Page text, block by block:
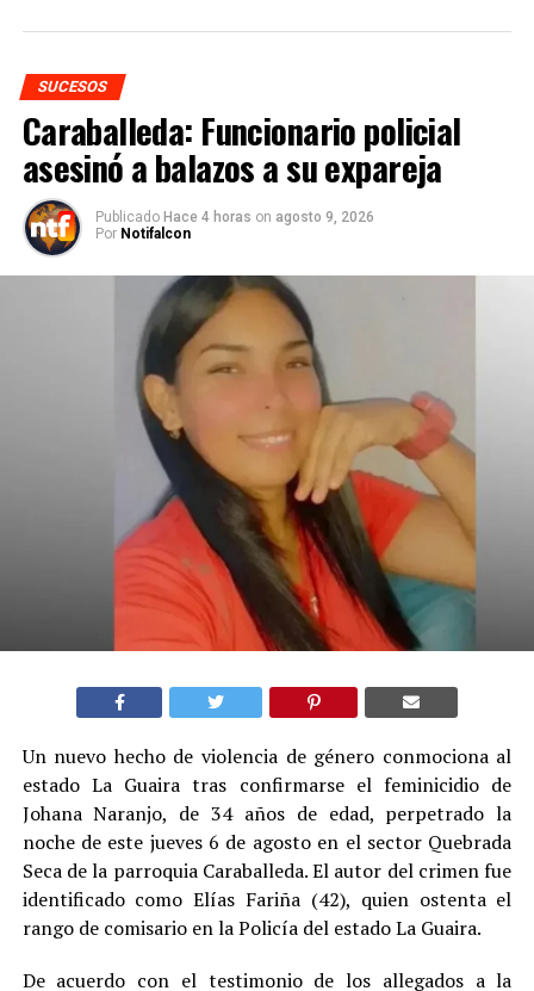
SUCESOS
Caraballeda: Funcionario policial
asesinó a balazos a su expareja
Publicado Hace 4 horas on agosto 9, 2026
Por Notifalcon
Un nuevo hecho de violencia de género conmociona al
estado La Guaira tras confirmarse el feminicidio de
Johana Naranjo, de 34 años de edad, perpetrado la
noche de este jueves 6 de agosto en el sector Quebrada
Seca de la parroquia Caraballeda. El autor del crimen fue
identificado como Elías Fariña (42), quien ostenta el
rango de comisario en la Policía del estado La Guaira.
De acuerdo con el testimonio de los allegados a la